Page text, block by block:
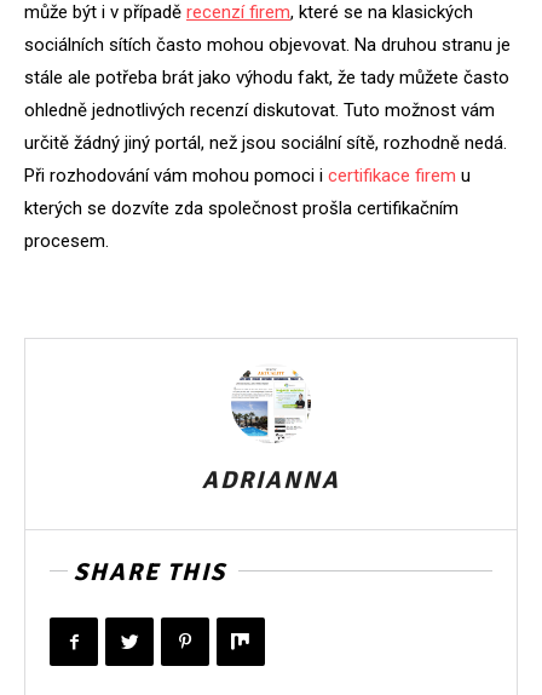
může být i v případě recenzí firem, které se na klasických
sociálních sítích často mohou objevovat. Na druhou stranu je
stále ale potřeba brát jako výhodu fakt, že tady můžete často
ohledně jednotlivých recenzí diskutovat. Tuto možnost vám
určitě žádný jiný portál, než jsou sociální sítě, rozhodně nedá.
Při rozhodování vám mohou pomoci i certifikace firem u
kterých se dozvíte zda společnost prošla certifikačním
procesem.
ADRIANNA
SHARE THIS